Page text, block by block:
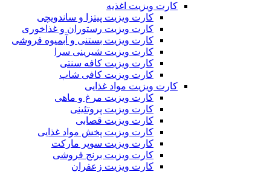
کارت ویزیت اغذیه
کارت ویزیت پیتزا و ساندویچی
کارت ویزیت رستوران و غذاخوری
کارت ویزیت بستنی و آبمیوه فروشی
کارت ویزیت شیرینی سرا
کارت ویزیت کافه سنتی
کارت ویزیت کافی شاپ
کارت ویزیت مواد غذایی
کارت ویزیت مرغ و ماهی
کارت ویزیت پروتئینی
کارت ویزیت قصابی
کارت ویزیت پخش مواد غذایی
کارت ویزیت سوپر مارکت
کارت ویزیت برنج فروشی
کارت ویزیت زعفران